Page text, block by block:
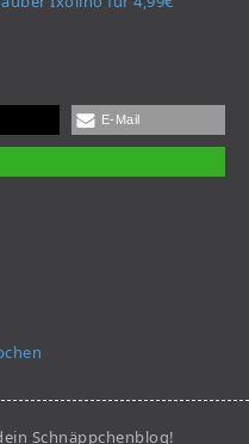
E-Mail
Schnäppchenblog!